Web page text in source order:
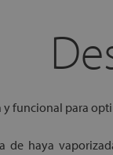
funcional para
de haya